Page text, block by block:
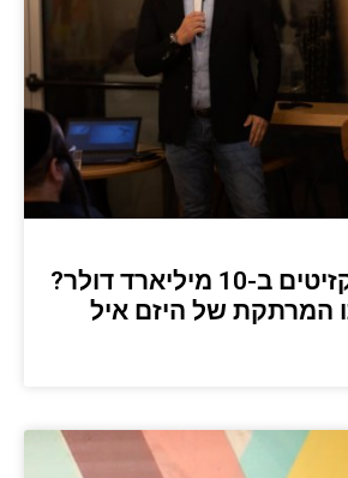
איך עושים אקזיטים ב-10 מיליארד דולר?
המרתקת של היזם איל